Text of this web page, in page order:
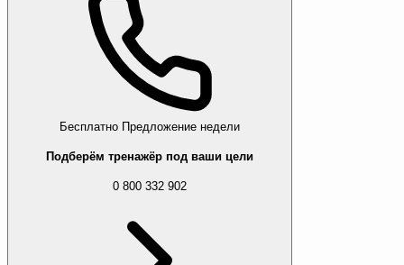
Бесплатно Предложение недели
Подберём тренажёр под ваши цели
0 800 332 902